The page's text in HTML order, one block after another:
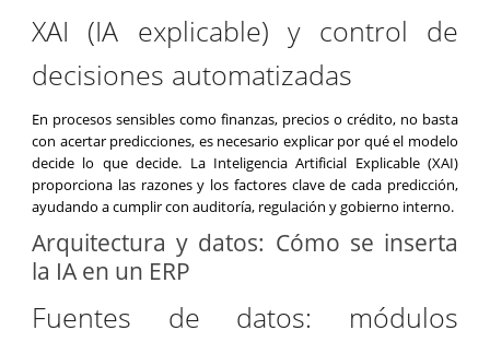
XAI (IA explicable) y control de
decisiones automatizadas
En procesos sensibles como finanzas, precios o crédito, no basta
con acertar predicciones, es necesario explicar por qué el modelo
decide lo que decide. La Inteligencia Artificial Explicable (XAI)
proporciona las razones y los factores clave de cada predicción,
ayudando a cumplir con auditoría, regulación y gobierno interno.
Arquitectura y datos: Cómo se inserta
la IA en un ERP
Fuentes de datos: módulos